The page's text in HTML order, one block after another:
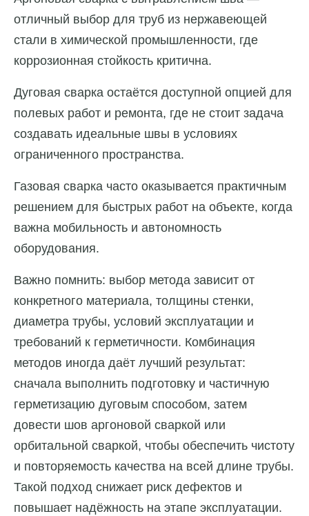
отличный выбор для труб из нержавеющей
стали в химической промышленности, где
коррозионная стойкость критична.
Дуговая сварка остаётся доступной опцией для
полевых работ и ремонта, где не стоит задача
создавать идеальные швы в условиях
ограниченного пространства.
Газовая сварка часто оказывается практичным
решением для быстрых работ на объекте, когда
важна мобильность и автономность
оборудования.
Важно помнить: выбор метода зависит от
конкретного материала, толщины стенки,
диаметра трубы, условий эксплуатации и
требований к герметичности. Комбинация
методов иногда даёт лучший результат:
сначала выполнить подготовку и частичную
герметизацию дуговым способом, затем
довести шов аргоновой сваркой или
орбитальной сваркой, чтобы обеспечить чистоту
и повторяемость качества на всей длине трубы.
Такой подход снижает риск дефектов и
повышает надёжность на этапе эксплуатации.